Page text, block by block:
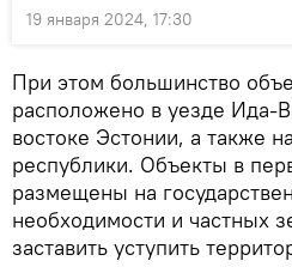
19 января 2024, 17:30
При этом большинство
расположено в уезде Ида-
востоке Эстонии, а также
республики. Объекты в
размещены на
необходимости и частных
заставить уступить